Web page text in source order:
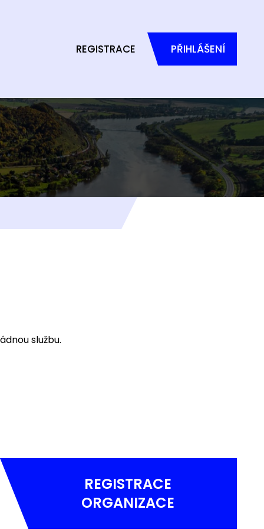
REGISTRACE PŘIHLÁŠENÍ
službu.
REGISTRACE
ORGANIZACE